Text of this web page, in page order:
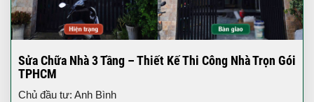
Sửa Chữa Nhà 3 Tầng – Thiết Kế Thi Công Nhà Trọn Gói
TPHCM
Chủ đầu tư: Anh Bình